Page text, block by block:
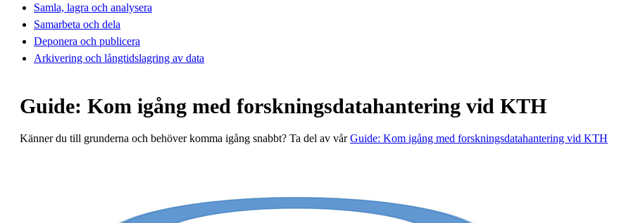
Samla, lagra och analysera
Samarbeta och dela
Deponera och publicera
Arkivering och långtidslagring av data
Guide: Kom igång med forskningsdatahantering vid KTH
Känner du till grunderna och behöver komma igång snabbt? Ta del av vårGuide: Kom igång med forskningsdatahantering vid KTH